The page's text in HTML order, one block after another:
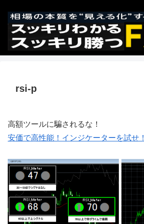
rsi-p
高額ツールに騙されるな！
安価で高性能！インジケーターを試せ！